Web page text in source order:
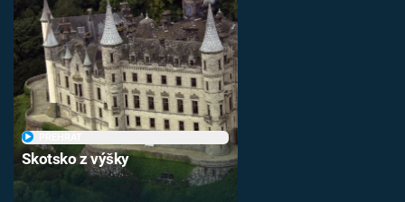
Skotsko z výšky